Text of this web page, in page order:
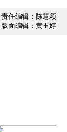
责任编辑：陈慧颖
版面编辑：黄玉婷